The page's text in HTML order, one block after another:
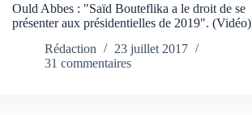
Ould Abbes : "Saïd Bouteflika a le droit de se
présenter aux présidentielles de 2019". (Vidéo)
Rédaction
23 juillet 2017
31 commentaires